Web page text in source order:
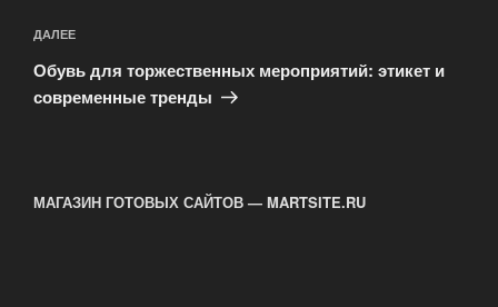
Следующая
запись
ДАЛЕЕ
Обувь для торжественных мероприятий: этикет и
современные тренды
МАГАЗИН ГОТОВЫХ САЙТОВ — MARTSITE.RU